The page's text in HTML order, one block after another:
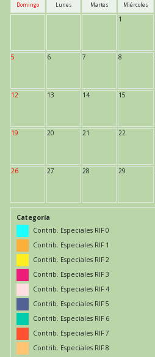
Domingo Lunes Martes Miércoles
1
5 6 7 8
12 13 14 15
19 20 21 22
26 27 28 29
Categoría
Contrib. Especiales RIF 0
Contrib. Especiales RIF 1
Contrib. Especiales RIF 2
Contrib. Especiales RIF 3
Contrib. Especiales RIF 4
Contrib. Especiales RIF 5
Contrib. Especiales RIF 6
Contrib. Especiales RIF 7
Contrib. Especiales RIF 8